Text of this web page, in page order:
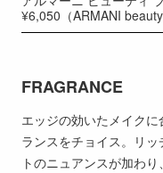
¥6,050（ARMANI beauty
FRAGRANCE
エッジの効いたメイク
ランスをチョイス。リ
トのニュアンスが加わ